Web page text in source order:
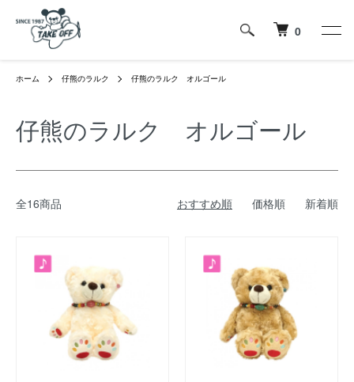
0
ホーム 仔熊のラルク 仔熊のラルク オルゴール
仔熊のラルク オルゴール
全16商品 おすすめ順 価格順 新着順